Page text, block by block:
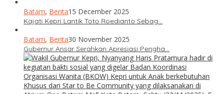
Batam, Berita15 December 2025
Kajati Kepri Lantik Toto Roedianto Sebag…
Batam, Berita30 November 2025
Gubernur Ansar Serahkan Apresiasi Pengha…